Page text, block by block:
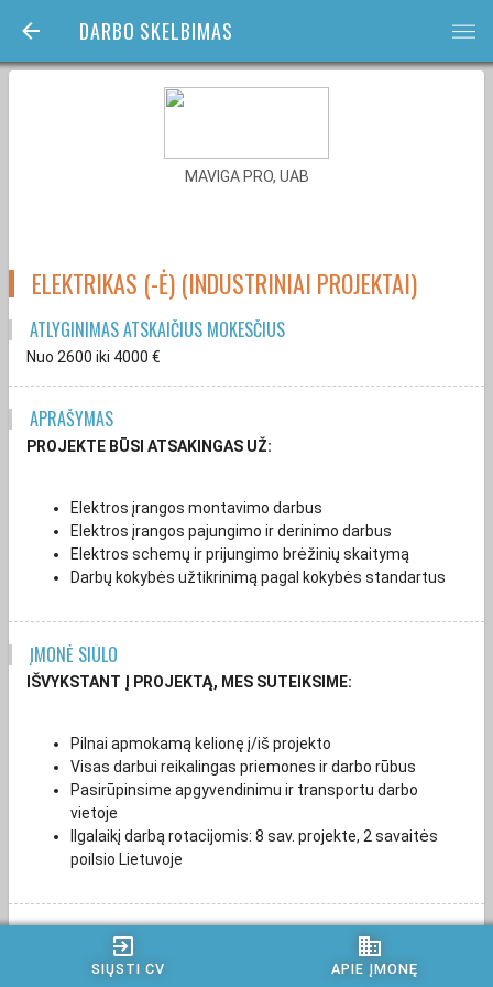
DARBO SKELBIMAS bars
exit_to_app
SIŲSTI CV
business
APIE ĮMONĘ
MAVIGA PRO, UAB
ELEKTRIKAS (-Ė) (INDUSTRINIAI PROJEKTAI)
ATLYGINIMAS ATSKAIČIUS MOKESČIUS
Nuo 2600 iki 4000 €
APRAŠYMAS
PROJEKTE BŪSI ATSAKINGAS UŽ:
Elektros įrangos montavimo darbus
Elektros įrangos pajungimo ir derinimo darbus
Elektros schemų ir prijungimo brėžinių skaitymą
Darbų kokybės užtikrinimą pagal kokybės standartus
ĮMONĖ SIŪLO
IŠVYKSTANT Į PROJEKTĄ, MES SUTEIKSIME:
Pilnai apmokamą kelionę į/iš projekto
Visas darbui reikalingas priemones ir darbo rūbus
Pasirūpinsime apgyvendinimu ir transportu darbo
vietoje
Ilgalaikį darbą rotacijomis: 8 sav. projekte, 2 savaitės
poilsio Lietuvoje
REIKALAVIMAI
MES TIKIMĖS, KAD: